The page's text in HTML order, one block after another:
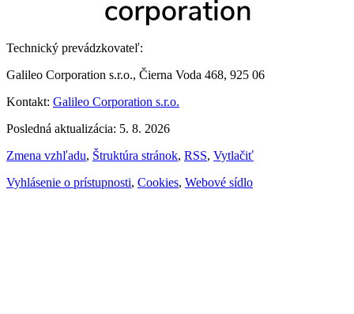
Technický prevádzkovateľ:
Galileo Corporation s.r.o., Čierna Voda 468, 925 06
Kontakt: Galileo Corporation s.r.o.
Posledná aktualizácia: 5. 8. 2026
Zmena vzhľadu, Štruktúra stránok, RSS, Vytlačiť
Vyhlásenie o prístupnosti, Cookies, Webové sídlo